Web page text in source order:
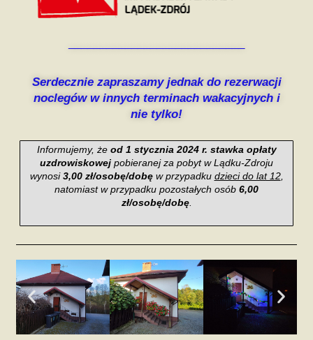
Serdecznie zapraszamy jednak do rezerwacji
noclegów w innych terminach wakacyjnych i
nie tylko!
Informujemy, żeod 1 stycznia 2024 r. stawka opłaty
uzdrowiskowej pobieranej za pobyt w Lądku-Zdroju
wynosi3,00 zł/osobę/dobęw przypadku dzieci do lat 12,
natomiast w przypadku pozostałych osób 6,00
zł/osobę/dobę.